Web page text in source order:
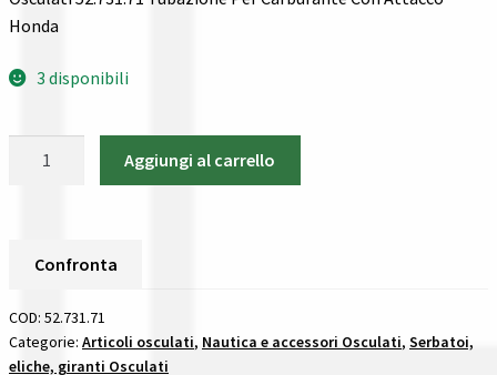
Pagamenti
Privacy policy
Confronta
I nostri negozi
Riepilogo ordine
Honda
3 disponibili
Carburante
Attacco
Honda
tubazioni
Aggiungi al carrello
Confronta
COD: 52.731.71
Categorie: Articoli osculati, Nautica e accessori Osculati, Serbatoi,
eliche, giranti Osculati